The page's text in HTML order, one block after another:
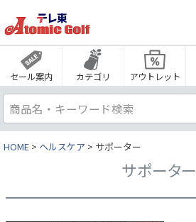
セール案内 カテゴリ アウトレット
HOME ヘルスケア サポーター
サポーター